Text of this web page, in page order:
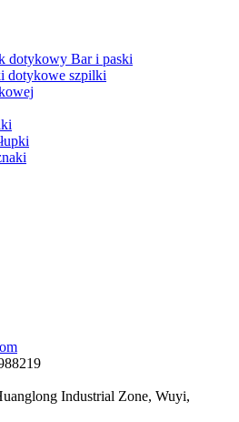
dotykowy Bar i paski
dotykowe szpilki
Industrial Zone, Wuyi,